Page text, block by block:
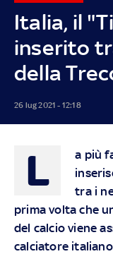
Italia, il
inserito
della
26 lug 2021 - 12:18
L
a più
tra i
prima volta che
del calcio viene
calciatore italiano